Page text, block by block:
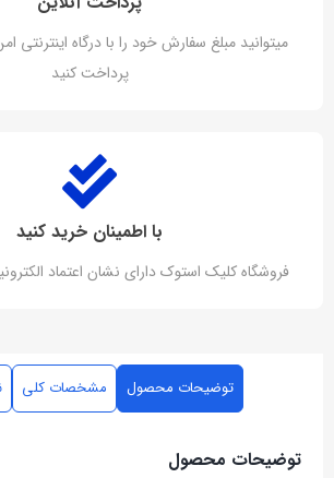
میتوانید مبلغ سفارش خود را با درگاه اینترنتی
پرداخت کنید
با اطمینان خرید کنید
فروشگاه کلیک استوک دارای نشان اعتماد
توضیحات محصول مشخصات کلی
توضیحات محصول